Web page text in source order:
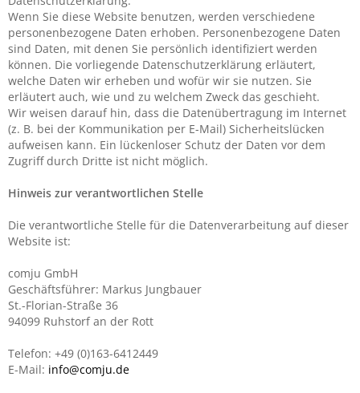
Wenn Sie diese Website benutzen, werden verschiedene
personenbezogene Daten erhoben. Personenbezogene Daten
sind Daten, mit denen Sie persönlich identifiziert werden
können. Die vorliegende Datenschutzerklärung erläutert,
welche Daten wir erheben und wofür wir sie nutzen. Sie
erläutert auch, wie und zu welchem Zweck das geschieht.
Wir weisen darauf hin, dass die Datenübertragung im Internet
(z. B. bei der Kommunikation per E-Mail) Sicherheitslücken
aufweisen kann. Ein lückenloser Schutz der Daten vor dem
Zugriff durch Dritte ist nicht möglich.
Hinweis zur verantwortlichen Stelle
Die verantwortliche Stelle für die Datenverarbeitung auf dieser
Website ist:
comju GmbH
Geschäftsführer: Markus Jungbauer
St.-Florian-Straße 36
94099 Ruhstorf an der Rott
Telefon: +49 (0)163-6412449
E-Mail: info@comju.de